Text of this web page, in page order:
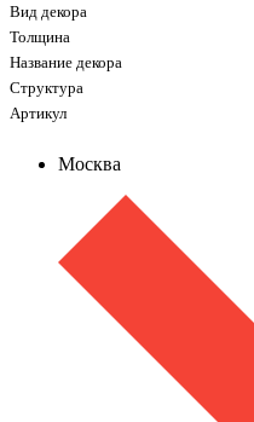
Вид декора
Толщина
Название декора
Структура
Артикул
Москва